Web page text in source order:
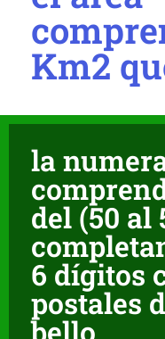
Km2
la
del (50 al
6 dígitos
postales
bello.